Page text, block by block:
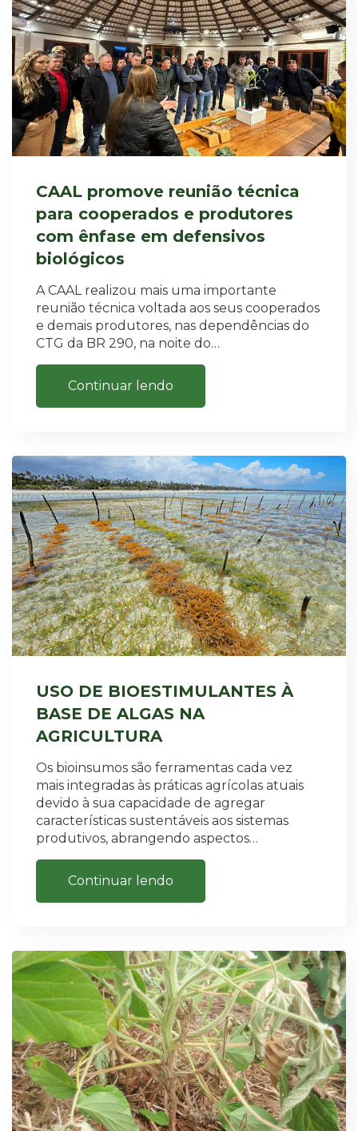
CAAL promove reunião técnica
para cooperados e produtores
com ênfase em defensivos
biológicos
A CAAL realizou mais uma importante
reunião técnica voltada aos seus cooperados
e demais produtores, nas dependências do
CTG da BR 290, na noite do…
Continuar lendo
USO DE BIOESTIMULANTES À
BASE DE ALGAS NA
AGRICULTURA
Os bioinsumos são ferramentas cada vez
mais integradas às práticas agrícolas atuais
devido à sua capacidade de agregar
características sustentáveis aos sistemas
produtivos, abrangendo aspectos…
Continuar lendo